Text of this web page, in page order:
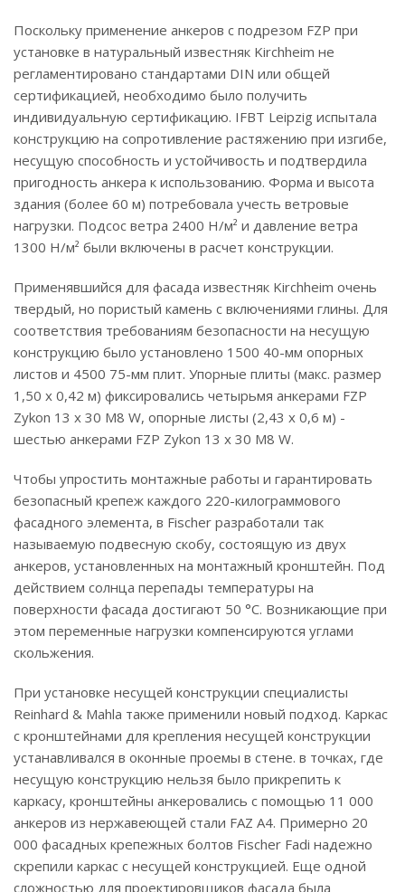
Поскольку применение анкеров с подрезом FZP при
установке в натуральный известняк Kirchheim не
регламентировано стандартами DIN или общей
сертификацией, необходимо было получить
индивидуальную сертификацию. IFBT Leipzig испытала
конструкцию на сопротивление растяжению при изгибе,
несущую способность и устойчивость и подтвердила
пригодность анкера к использованию. Форма и высота
здания (более 60 м) потребовала учесть ветровые
нагрузки. Подсос ветра 2400 Н/м² и давление ветра
1300 Н/м² были включены в расчет конструкции.
Применявшийся для фасада известняк Kirchheim очень
твердый, но пористый камень с включениями глины. Для
соответствия требованиям безопасности на несущую
конструкцию было установлено 1500 40-мм опорных
листов и 4500 75-мм плит. Упорные плиты (макс. размер
1,50 х 0,42 м) фиксировались четырьмя анкерами FZP
Zykon 13 x 30 M8 W, опорные листы (2,43 х 0,6 м) -
шестью анкерами FZP Zykon 13 x 30 M8 W.
Чтобы упростить монтажные работы и гарантировать
безопасный крепеж каждого 220-килограммового
фасадного элемента, в Fischer разработали так
называемую подвесную скобу, состоящую из двух
анкеров, установленных на монтажный кронштейн. Под
действием солнца перепады температуры на
поверхности фасада достигают 50 °C. Возникающие при
этом переменные нагрузки компенсируются углами
скольжения.
При установке несущей конструкции специалисты
Reinhard & Mahla также применили новый подход. Каркас
с кронштейнами для крепления несущей конструкции
устанавливался в оконные проемы в стене. в точках, где
несущую конструкцию нельзя было прикрепить к
каркасу, кронштейны анкеровались с помощью 11 000
анкеров из нержавеющей стали FAZ A4. Примерно 20
000 фасадных крепежных болтов Fischer Fadi надежно
скрепили каркас с несущей конструкцией. Еще одной
сложностью для проектировщиков фасада была